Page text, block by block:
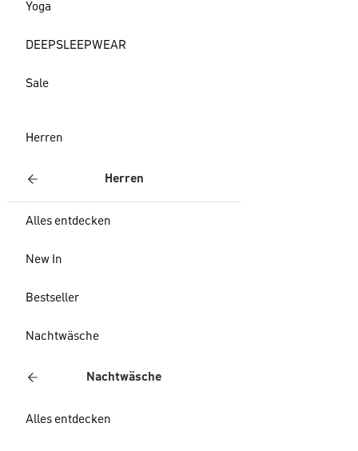
Yoga
DEEPSLEEPWEAR
Sale
Herren
Herren
Alles entdecken
New In
Bestseller
Nachtwäsche
Nachtwäsche
Alles entdecken